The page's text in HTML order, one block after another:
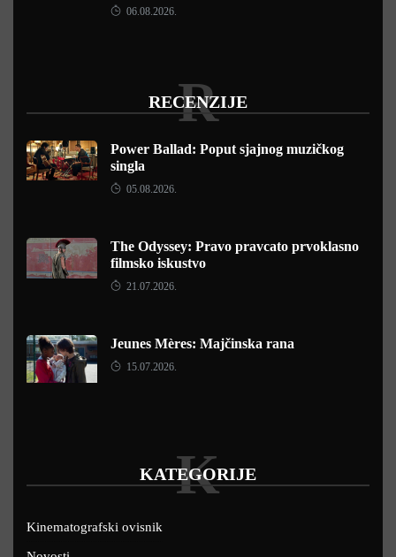
06.08.2026.
RECENZIJE
R
Power Ballad: Poput sjajnog muzičkog
singla
05.08.2026.
The Odyssey: Pravo pravcato prvoklasno
filmsko iskustvo
21.07.2026.
Jeunes Mères: Majčinska rana
15.07.2026.
KATEGORIJE
K
Kinematografski ovisnik